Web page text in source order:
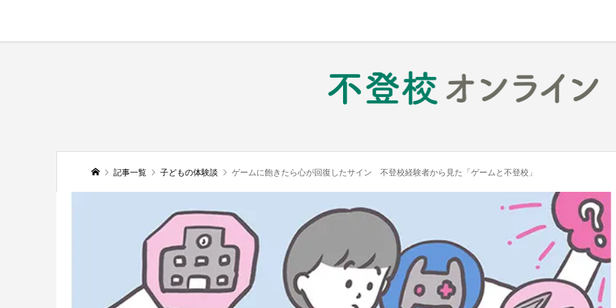
記事一覧 子どもの体験談 ゲームに飽きたら心が回復したサイン 不登校経験者から見た「ゲームと不登校」